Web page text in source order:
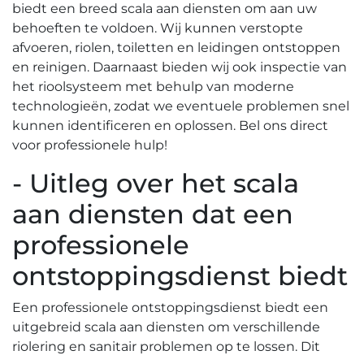
biedt een breed scala aan diensten om aan uw
behoeften te voldoen.​ Wij kunnen verstopte
afvoeren, riolen, toiletten en leidingen ontstoppen
en reinigen.​ Daarnaast bieden wij ook inspectie van
het rioolsysteem met behulp van moderne
technologieën, zodat we eventuele problemen snel
kunnen identificeren en oplossen.​ Bel ons direct
voor professionele hulp!
- Uitleg over het scala
aan diensten dat een
professionele
ontstoppingsdienst biedt
Een professionele ontstoppingsdienst biedt een
uitgebreid scala aan diensten om verschillende
riolering en sanitair problemen op te lossen.​ Dit